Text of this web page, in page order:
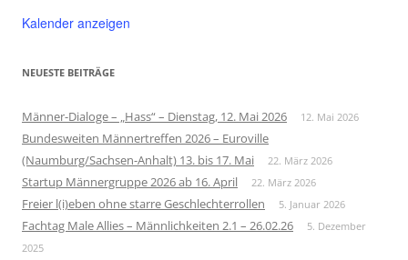
Kalender anzeigen
NEUESTE BEITRÄGE
Männer-Dialoge – „Hass“ – Dienstag, 12. Mai 2026 12. Mai 2026
Bundesweiten Männertreffen 2026 – Euroville
(Naumburg/Sachsen-Anhalt) 13. bis 17. Mai
22. März 2026
Startup Männergruppe 2026 ab 16. April 22. März 2026
Freier l(i)eben ohne starre Geschlechterrollen 5. Januar 2026
Fachtag Male Allies – Männlichkeiten 2.1 – 26.02.26
5. Dezember
2025